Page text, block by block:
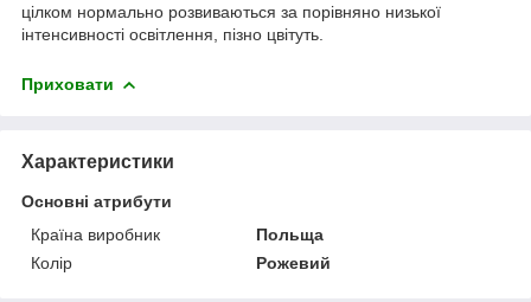
цілком нормально розвиваються за порівняно низької
інтенсивності освітлення, пізно цвітуть.
Приховати
Характеристики
Основні атрибути
Країна виробник
Польща
Колір
Рожевий